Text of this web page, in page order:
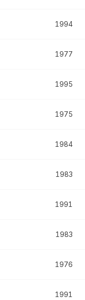
1994
1977
1995
1975
1984
1983
1991
1983
1976
1991